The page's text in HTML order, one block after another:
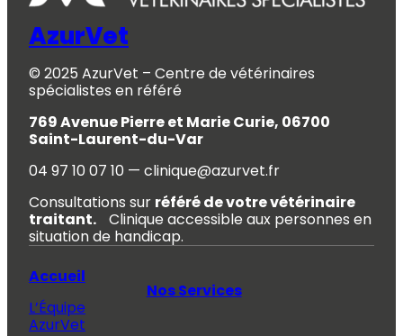
AzurVet
© 2025 AzurVet – Centre de vétérinaires
spécialistes en référé
769 Avenue Pierre et Marie Curie, 06700
Saint-Laurent-du-Var
04 97 10 07 10 — clinique@azurvet.fr
Consultations sur référé de votre vétérinaire
traitant. Clinique accessible aux personnes en
situation de handicap.
Accueil
L’Équipe
AzurVet
Nos Services